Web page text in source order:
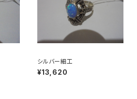
シルバー細工
¥13,620